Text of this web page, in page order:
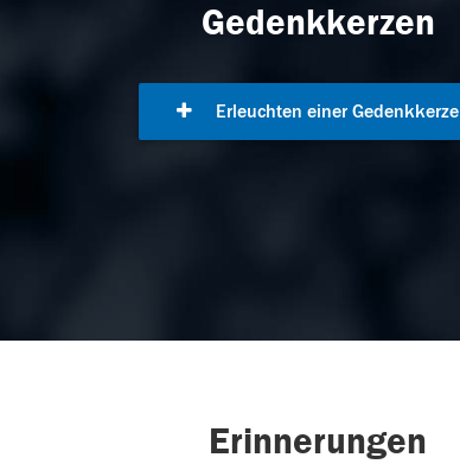
Gedenkkerzen
Erleuchten einer Gedenkkerze
Erinnerungen